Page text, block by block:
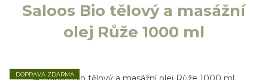
Saloos Bio tělový a masážní
olej Růže 1000 ml
DOPRAVA ZDARMA